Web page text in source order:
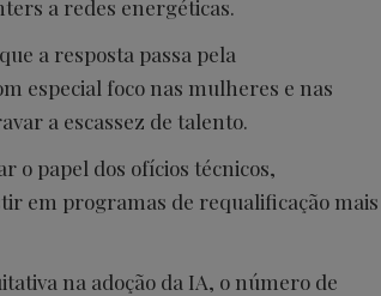
a redes energéticas.
a resposta passa pela
especial foco nas mulheres e nas
a escassez de talento.
o papel dos ofícios técnicos,
em programas de requalificação mais
na adoção da IA, o número de